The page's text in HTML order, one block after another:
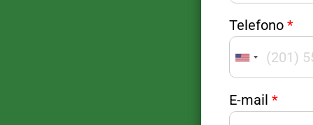
a
M
e
s
s
a
Telefono *
United
States
+1
E-mail *